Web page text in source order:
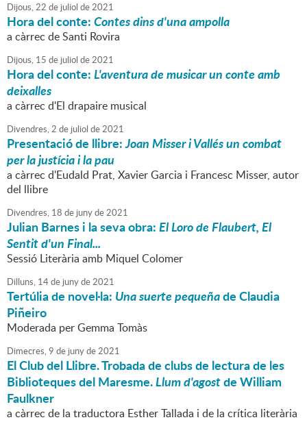
Dijous,22 de juliol de2021
Hora del conte:Contes dins d'una ampolla
a càrrec de Santi Rovira
Dijous, 15 de juliol de2021
Hora del conte:L'aventura de musicar un conte amb
deixalles
a càrrec d'El drapaire musical
Divendres,2 de juliol de2021
Presentació de llibre:Joan Misser i Vallés un combat
per la justícia i la pau
a càrrec d'Eudald Prat, Xavier Garcia i Francesc Misser, autor
del llibre
Divendres, 18 de junyde2021
Julian Barnes i la seva obra:El Loro de Flaubert, El
Sentit d'un Final...
Sessió Literària amb Miquel Colomer
Dilluns, 14de junyde2021
Tertúlia de novel·la: Una suerte pequeñade Claudia
Piñeiro
Moderada per Gemma Tomàs
Dimecres,9 de junyde2021
El Club del Llibre. Trobada de clubs de lectura de les
Biblioteques del Maresme.Llum d'agostde William
Faulkner
a càrrec de la traductora Esther Tallada i de la crítica literària